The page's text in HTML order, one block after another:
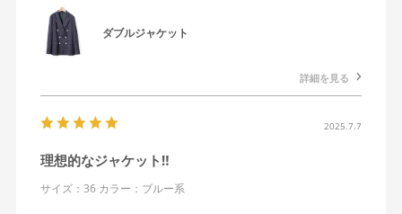
ダブルジャケット
詳細を見る
2025.7.7
理想的なジャケット‼️
サイズ：36 カラー：ブルー系